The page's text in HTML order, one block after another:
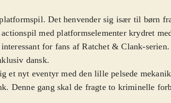
Det henvender sig især til børn
med platformselementer krydret
for fans af Ratchet & Clank-
dansk.
et nyt eventyr med den lille pelsede
Denne gang skal de fragte to kriminelle